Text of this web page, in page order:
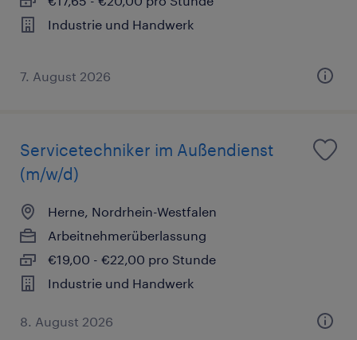
Industrie und Handwerk
7. August 2026
Servicetechniker im Außendienst
(m/w/d)
Herne, Nordrhein-Westfalen
Arbeitnehmerüberlassung
€19,00 - €22,00 pro Stunde
Industrie und Handwerk
8. August 2026